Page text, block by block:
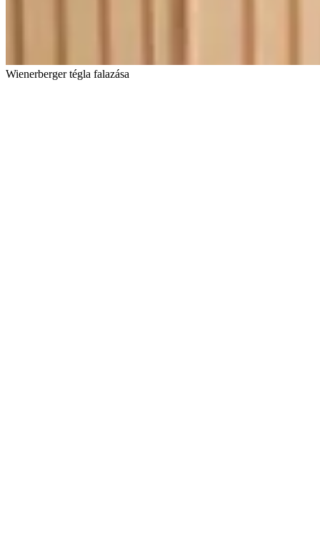
Wienerberger tégla falazása